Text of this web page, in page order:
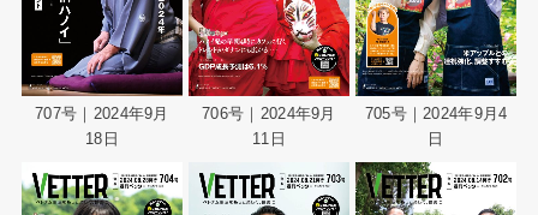
707号｜2024年9月
18日
706号｜2024年9月
11日
705号｜2024年9月4
日